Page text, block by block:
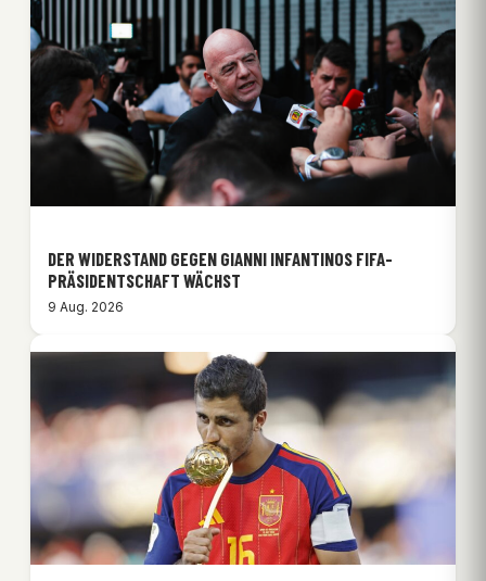
DER WIDERSTAND GEGEN GIANNI INFANTINOS FIFA-
PRÄSIDENTSCHAFT WÄCHST
9 Aug. 2026